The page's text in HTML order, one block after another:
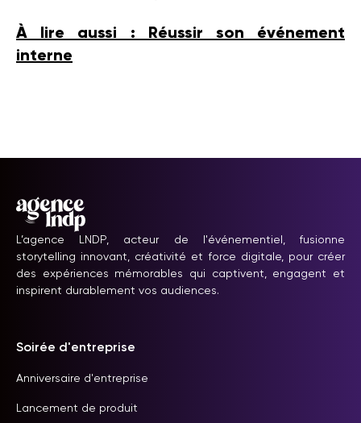
À lire aussi : Réussir son événement
interne
L’agence LNDP, acteur de l'événementiel, fusionne
storytelling innovant, créativité et force digitale, pour créer
des expériences mémorables qui captivent, engagent et
inspirent durablement vos audiences.
Soirée d'entreprise
Anniversaire d'entreprise
Lancement de produit